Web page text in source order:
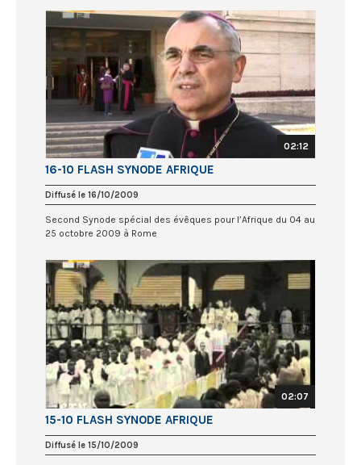
02:12
16-10 FLASH SYNODE AFRIQUE
Diffusé le 16/10/2009
Second Synode spécial des évêques pour l’Afrique du 04 au
25 octobre 2009 à Rome
02:07
15-10 FLASH SYNODE AFRIQUE
Diffusé le 15/10/2009